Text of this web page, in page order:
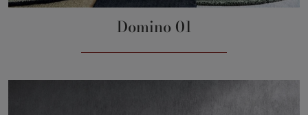
Domino 01